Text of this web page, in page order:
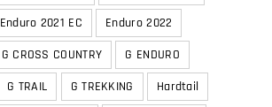
Enduro 2021 EC
Enduro 2022
G CROSS COUNTRY
G ENDURO
G TRAIL G TREKKING
Hardtail